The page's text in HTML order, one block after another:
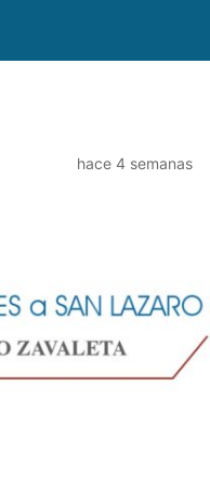
hace 4 semanas